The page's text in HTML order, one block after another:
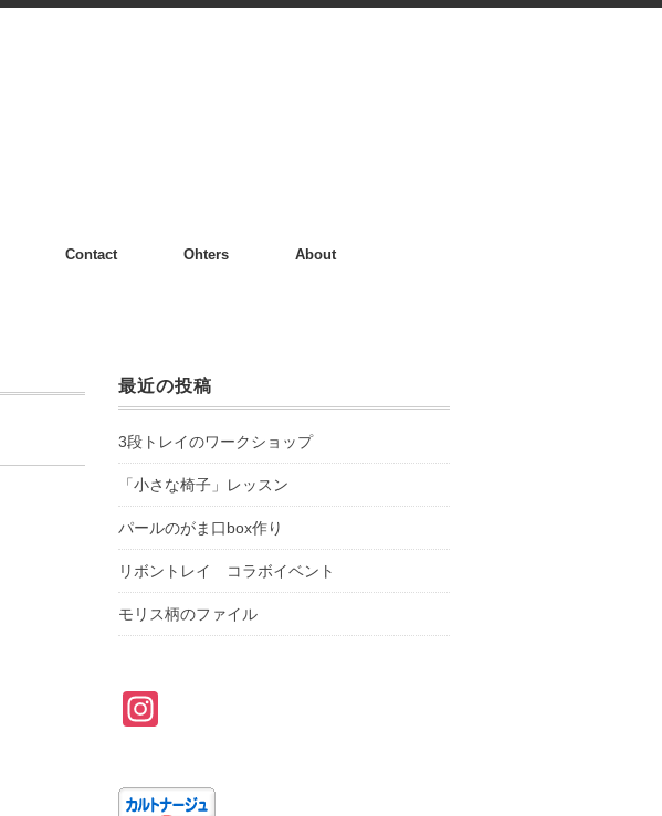
Contact Ohters About
最近の投稿
3段トレイのワークショップ
「小さな椅子」レッスン
パールのがま口box作り
リボントレイ コラボイベント
モリス柄のファイル
a